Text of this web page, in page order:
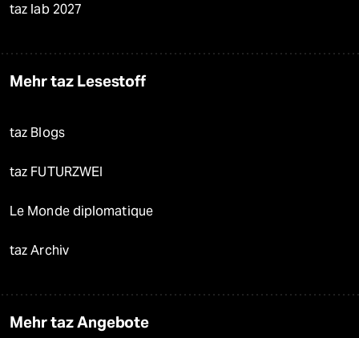
taz lab 2027
Mehr taz Lesestoff
taz Blogs
taz FUTURZWEI
Le Monde diplomatique
taz Archiv
Mehr taz Angebote